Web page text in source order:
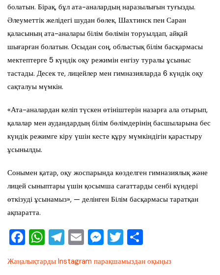
болатын. Бірақ, бұл ата-аналардың наразылығын туғызды.
Әлеуметтік желідегі шудан бөлек, Шахтинск пен Саран
қаласының ата-аналары білім бөлімін торуылдап, айқай
шығарған болатын. Осыдан соң, облыстық білім басқармасы
мектептерге 5 күндік оқу режимін енгізу туралы ұсыныс
тастады. Десек те, лицейлер мен гимназияларда 6 күндік оқу
сақталуы мүмкін.
«Ата-аналардан келіп түскен өтініштерін назарға ала отырып,
қалалар мен аудандардың білім бөлімдерінің басшыларына бес
күндік режимге кіру үшін кесте құру мүмкіндігін қарастыру
ұсынылды.
Сонымен қатар, оқу жоспарында көзделген гимназиялық және
лицей сыныптары үшін қосымша сағаттарды сенбі күндері
өткізуді ұсынамыз», — делінген Білім басқармасы таратқан
ақпаратта.
F
c
W
at
T
e
E
ai
M
ss
T
tt ра
Жаңалықтарды Instagram парақшамыздан оқыңыз